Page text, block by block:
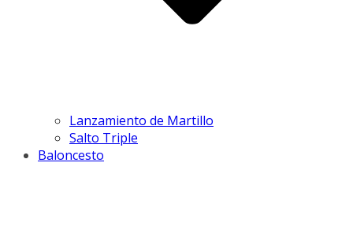
Lanzamiento de Martillo
Salto Triple
Baloncesto